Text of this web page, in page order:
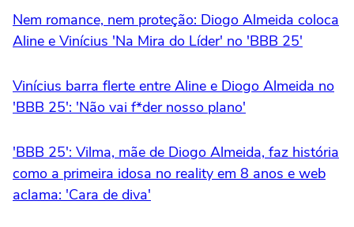
Nem romance, nem proteção: Diogo Almeida coloca
Aline e Vinícius 'Na Mira do Líder' no 'BBB 25'
Vinícius barra flerte entre Aline e Diogo Almeida no
'BBB 25': 'Não vai f*der nosso plano'
'BBB 25': Vilma, mãe de Diogo Almeida, faz história
como a primeira idosa no reality em 8 anos e web
aclama: 'Cara de diva'